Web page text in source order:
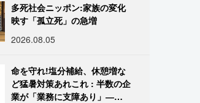
多死社会ニッポン:家族の変化
映す「孤立死」の急増
2026.08.05
命を守れ!塩分補給、休憩増な
ど猛暑対策あれこれ : 半数の企
業が「業務に支障あり」―帝